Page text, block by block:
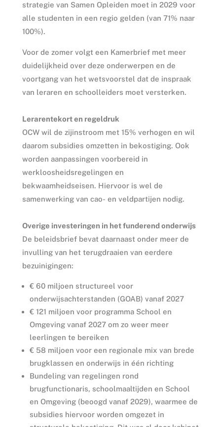
strategie van Samen Opleiden moet in 2029 voor
alle studenten in een regio gelden (van 71% naar
100%).
Voor de zomer volgt een Kamerbrief met meer
duidelijkheid over deze onderwerpen en de
voortgang van het wetsvoorstel dat de inspraak
van leraren en schoolleiders moet versterken.
Lerarentekort en regeldruk
OCW wil de zijinstroom met 15% verhogen en wil
daarom subsidies omzetten in bekostiging. Ook
worden aanpassingen voorbereid in
werkloosheidsregelingen en
bekwaamheidseisen. Hiervoor is wel de
samenwerking van cao- en veldpartijen nodig.
Overige investeringen in het funderend onderwijs
De beleidsbrief bevat daarnaast onder meer de
invulling van het terugdraaien van eerdere
bezuinigingen:
€ 60 miljoen structureel voor
onderwijsachterstanden (GOAB) vanaf 2027
€ 121 miljoen voor programma School en
Omgeving vanaf 2027 om zo weer meer
leerlingen te bereiken
€ 58 miljoen voor een regionale mix van brede
brugklassen en onderwijs in één richting
Bundeling van regelingen rond
brugfunctionaris, schoolmaaltijden en School
en Omgeving (beoogd vanaf 2029), waarmee de
subsidies hiervoor worden omgezet in